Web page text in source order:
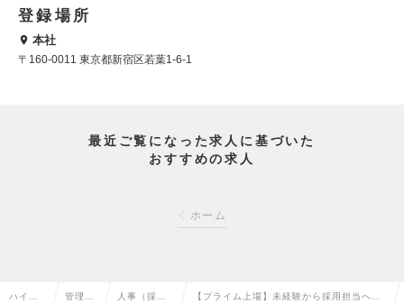
登録場所
本社
〒160-0011 東京都新宿区若葉1-6-1
最近ご覧になった求人に基づいた
おすすめの求人
ホーム
ハイク 管理部 人事（採 【プライム上場】未経験から採用担当へキ